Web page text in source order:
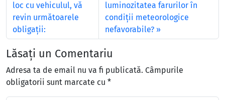
loc cu vehiculul, vă
revin următoarele
obligații:
luminozitatea farurilor în
condiții meteorologice
nefavorabile?
Lăsați un Comentariu
Adresa ta de email nu va fi publicată. Câmpurile
obligatorii sunt marcate cu *